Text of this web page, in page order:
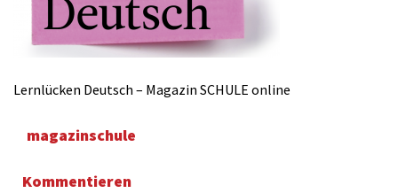
Impressum
Lernlücken Deutsch – Magazin SCHULE online
magazinschule
Kommentieren